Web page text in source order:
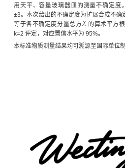
用天平、容量玻璃器皿的测量不确定度
±3。本次给出的不确定度为扩展合成不确
等于各不确定度分量总方差的算术平方
k=2 评定，对应置信水平为 95%。
本标准物质测量结果均可溯源至国际单位制